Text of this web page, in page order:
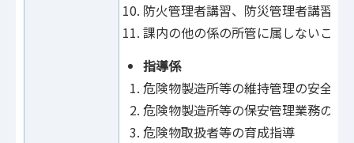
防火管理者講習、防災管理者講習等
課内の他の係の所管に属しないこと
指導係
危険物製造所等の維持管理の安全指
危険物製造所等の保安管理業務の指
危険物取扱者等の育成指導